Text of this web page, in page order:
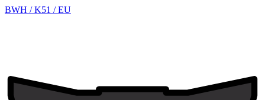
BWH / K51 / EU